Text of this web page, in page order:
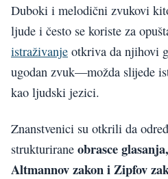
Duboki i melodični zvukovi
ljude i često se koriste za
istraživanje otkriva da njihovi
ugodan zvuk—možda slijede
kao ljudski jezici.
Znanstvenici su otkrili da
strukturirane obrasce
Altmannov zakon i Zipfov